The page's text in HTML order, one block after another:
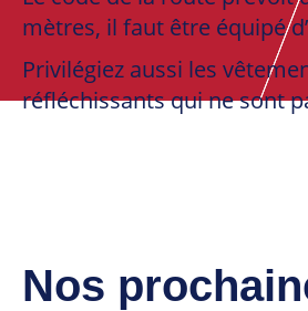
mètres, il faut être équipé
Privilégiez aussi les
réfléchissants qui ne sont
Nos